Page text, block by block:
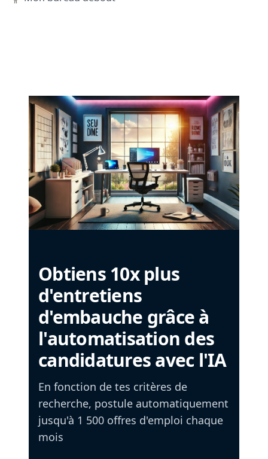
Obtiens 10x plus
d'entretiens
d'embauche grâce à
l'automatisation des
candidatures avec l'IA
En fonction de tes critères de
recherche, postule automatiquement
jusqu'à 1 500 offres d'emploi chaque
mois